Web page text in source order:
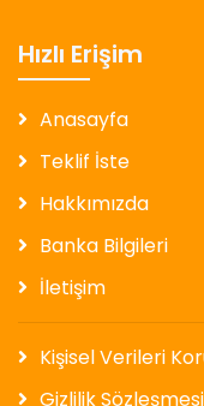
Hızlı Erişim
Anasayfa
Teklif İste
Hakkımızda
Banka Bilgileri
İletişim
Kişisel Verileri
Gizlilik Sözleşmesi